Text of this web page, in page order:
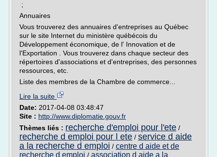
;
Annuaires
Vous trouverez des annuaires d'entreprises au Québec
sur le site Internet du ministère québécois du
Développement économique, de l' Innovation et de
l'Exportation . Vous trouverez dans chaque secteur des
répertoires d'associations et d'entreprises, des personnes
ressources, etc.
Liste des membres de la Chambre de commerce...
Lire la suite
Date: 2017-04-08 03:48:47
Site : http://www.diplomatie.gouv.fr
Thèmes liés : recherche d'emploi pour l'ete /
recherche d emploi pour l ete / service d aide
a la recherche d emploi / centre d aide et de
recherche d emploi / association d aide a la